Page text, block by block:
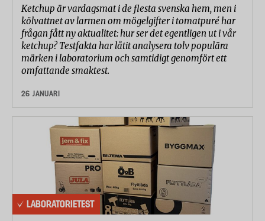
Ketchup är vardagsmat i de flesta svenska hem, men i
kölvattnet av larmen om mögelgifter i tomatpuré har
frågan fått ny aktualitet: hur ser det egentligen ut i vår
ketchup? Testfakta har låtit analysera tolv populära
märken i laboratorium och samtidigt genomfört ett
omfattande smaktest.
26 JANUARI
LABORATORIETEST